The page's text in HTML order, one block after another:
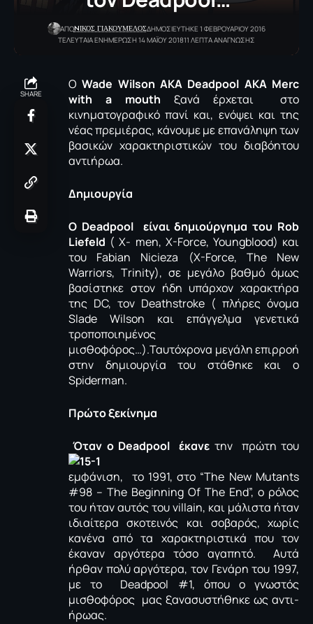
ΑΠΟNΙΚΟΣ ΓΙΑΚΟΥΜΕΛΟΣΔΗΜΟΣΙΕΥΤΗΚΕ 1 ΦΕΒΡΟΥΑΡΙΟΥ 2016
ΤΕΛΕΥΤΑΙΑ ΕΝΗΜΕΡΩΣΗ 14 ΜΑΪΟΥ 201811 ΛΕΠΤΑ ΑΝΑΓΝΩΣΗΣ
SHARE
ΟWade Wilson AKA Deadpool AKA Merc
with a mouth ξανά έρχεται στο
κινηματογραφικό πανί και, ενόψει και της
νέας πρεμιέρας, κάνουμε με επανάληψη των
βασικών χαρακτηριστικών του διαβόητου
αντιήρωα.
Δημιουργία
Ο Deadpool είναι δημιούργημα του Rob
Liefeld ( Χ- men, X-Force, Youngblood) και
του Fabian Nicieza (X-Force, The New
Warriors, Τrinity), σε μεγάλο βαθμό όμως
βασίστηκε στον ήδη υπάρχον χαρακτήρα
της DC, τον Deathstroke ( πλήρες όνομα
Slade Wilson και επάγγελμα γενετικά
τροποποιημένος
μισθοφόρος…).Ταυτόχρονα μεγάλη επιρροή
στην δημιουργία του στάθηκε και ο
Spiderman.
Πρώτο ξεκίνημα
Όταν ο Deadpool έκανε την πρώτη του
εμφάνιση, το 1991, στο “The New Mutants
#98 – The Beginning Of The End”, ο ρόλος
του ήταν αυτός του villain, και μάλιστα ήταν
ιδιαίτερα σκοτεινός και σοβαρός, χωρίς
κανένα από τα χαρακτηριστικά που τον
έκαναν αργότερα τόσο αγαπητό. Αυτά
ήρθαν πολύ αργότερα, τον Γενάρη του 1997,
με το Deadpool #1, όπου ο γνωστός
μισθοφόρος μας ξανασυστήθηκε ως αντι-
ήρωας.